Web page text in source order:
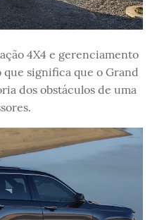
4X4 e gerenciamento
significa que o Grand
dos obstáculos de uma